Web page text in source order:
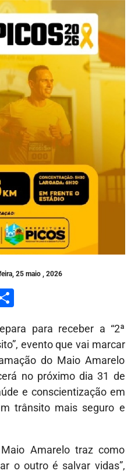
25 maio , 2026
Share
para receber a “2ª
evento que vai marcar
do Maio Amarelo
no próximo dia 31 de
e conscientização em
trânsito mais seguro e
Amarelo traz como
o outro é salvar vidas”,